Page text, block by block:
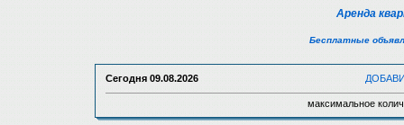
Аренда
Бесплатные
Сегодня 09.08.2026
максимальное